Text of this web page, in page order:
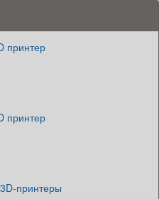
принтер
принтер
принтеры